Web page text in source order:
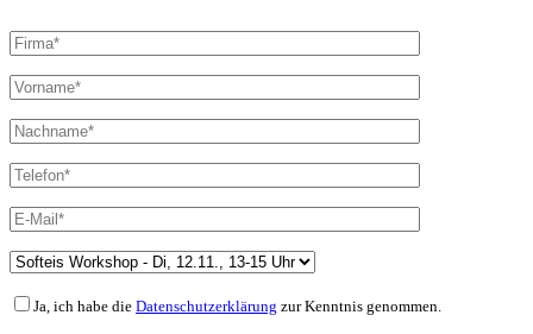
Ja, ich habe die Datenschutzerklärung zur Kenntnis genommen.